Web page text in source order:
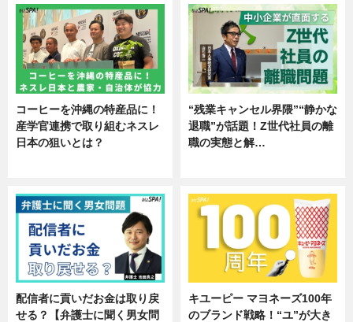
コーヒーを沖縄の特産品に！
産学官連携で取り組むネスレ
日本の狙いとは？
“残業キャンセル界隈”“静かな
退職”が話題！Z世代社員の離
職の実態と解…
配信者に貢いだお金は取り戻
せる？【弁護士に聞く男女問
キユーピー マヨネーズ100年
のブランド戦略！“ユ”が大き